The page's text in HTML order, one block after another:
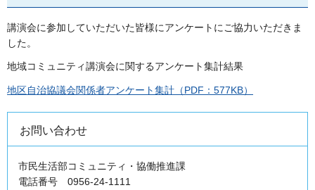
講演会に参加していただいた皆様にアンケートにご協力いただきま
した。
地域コミュニティ講演会に関するアンケート集計結果
地区自治協議会関係者アンケート集計（PDF：577KB）
お問い合わせ
市民生活部コミュニティ・協働推進課
電話番号 0956-24-1111